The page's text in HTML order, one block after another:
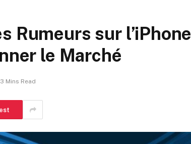
Rumeurs sur l’iPhone
le Marché
3 Mins Read